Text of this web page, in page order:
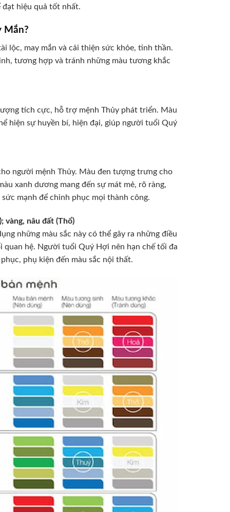
đạt hiệu quả tốt nhất.
Mắn?
lộc, may mắn và cải thiện sức khỏe, tinh thần.
tương hợp và tránh những màu tương khắc
tích cực, hỗ trợ mệnh Thủy phát triển. Màu
hiện sự huyền bí, hiện đại, giúp người tuổi Quý
người mệnh Thủy. Màu đen tượng trưng cho
xanh dương mang đến sự mát mẻ, rõ ràng,
mạnh để chinh phục mọi thành công.
vàng, nâu đất (Thổ)
những màu sắc này có thể gây ra những điều
quan hệ. Người tuổi Quý Hợi nên hạn chế tối đa
phụ kiện đến màu sắc nội thất.